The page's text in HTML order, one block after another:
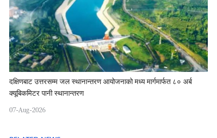
दक्षिणबाट उत्तरसम्म जल स्थानान्तरण आयोजनाको मध्य मार्गमार्फत ८० अर्ब
क्यूबिकमिटर पानी स्थानान्तरण
07-Aug-2026